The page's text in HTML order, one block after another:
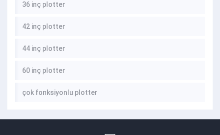
36 inç plotter
42 inç plotter
44 inç plotter
60 inç plotter
çok fonksiyonlu plotter